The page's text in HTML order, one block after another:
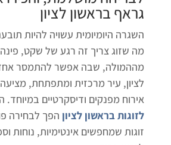
גראף בראשון לציון
השגרה היומיומית עשויה להיות
מה שזוג צריך זה רגע של שקט,
מההמולה, שבה אפשר להתמסר אחד
לציון, עיר מרכזית ומתפתחת, מציעה
אירוח מפנקים ודיסקרטיים
לזוגות בראשון לציון הפך לבחירה
זוגות שמחפשים אינטימיות, נוחות